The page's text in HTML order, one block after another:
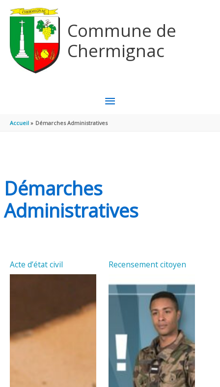
Commune de
Chermignac
MENU
PRINCIPAL
Accueil Démarches Administratives
Démarches
Administratives
Acte d’état civil Recensement citoyen